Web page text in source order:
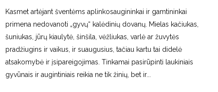
Kasmet artėjant šventėms aplinkosaugininkai ir gamtininkai
primena nedovanoti „gyvų“ kalėdinių dovanų. Mielas kačiukas,
šuniukas, jūrų kiaulytė, šinšila, vėžliukas, varlė ar žuvytės
pradžiugins ir vaikus, ir suaugusius, tačiau kartu tai didelė
atsakomybė ir įsipareigojimas. Tinkamai pasirūpinti laukiniais
gyvūnais ir augintiniais reikia ne tik žinių, bet ir